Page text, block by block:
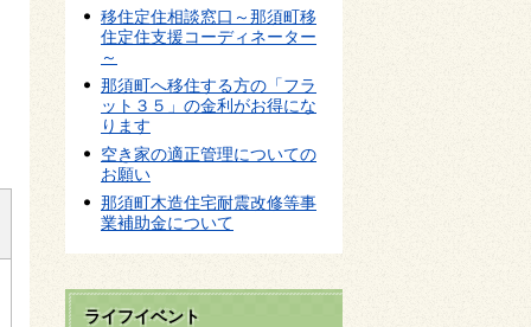
移住定住相談窓口～那須町移
住定住支援コーディネーター
～
那須町へ移住する方の「フラ
ット３５」の金利がお得にな
ります
空き家の適正管理についての
お願い
那須町木造住宅耐震改修等事
業補助金について
ライフイベント